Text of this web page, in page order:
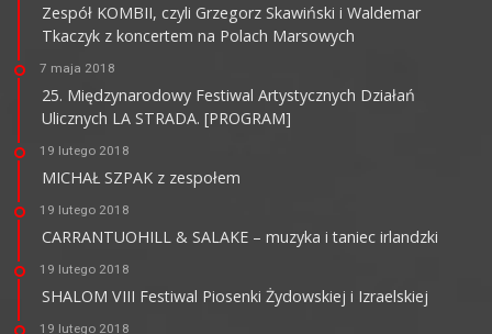
Zespół KOMBII, czyli Grzegorz Skawiński i Waldemar
Tkaczyk z koncertem na Polach Marsowych
7 maja 2018
25. Międzynarodowy Festiwal Artystycznych Działań
Ulicznych LA STRADA. [PROGRAM]
19 lutego 2018
MICHAŁ SZPAK z zespołem
19 lutego 2018
CARRANTUOHILL & SALAKE – muzyka i taniec irlandzki
19 lutego 2018
SHALOM VIII Festiwal Piosenki Żydowskiej i Izraelskiej
19 lutego 2018